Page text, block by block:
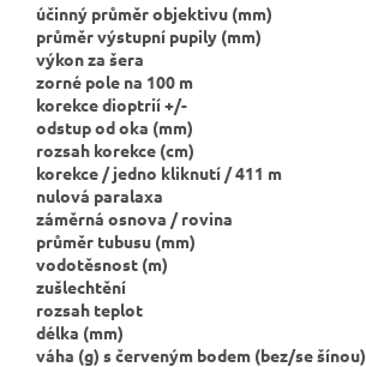
účinný průměr objektivu (mm)
průměr výstupní pupily (mm)
výkon za šera
zorné pole na 100 m
korekce dioptrií +/-
odstup od oka (mm)
rozsah korekce (cm)
korekce / jedno kliknutí / 411 m
nulová paralaxa
záměrná osnova / rovina
průměr tubusu (mm)
vodotěsnost (m)
zušlechtění
rozsah teplot
délka (mm)
váha (g) s červeným bodem (bez/se šínou)